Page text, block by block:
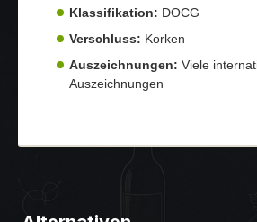
Klassifikation: DOCG
Verschluss: Korken
Auszeichnungen: Viele
Auszeichnungen